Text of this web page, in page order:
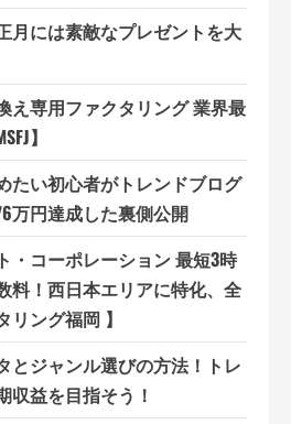
月には素敵なプレゼントを大
え専用ファクタリング 業界最
】
たい初心者がトレンドブログ
万円達成した裏側公開
・コーポレーション 最短3時
料！西日本エリアに特化、全
ング福岡 】
とジャンル選びの方法！トレ
収益を目指そう！